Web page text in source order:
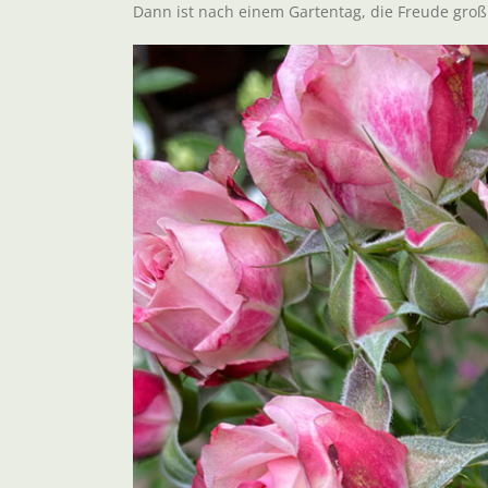
Dann ist nach einem Gartentag, die Freude